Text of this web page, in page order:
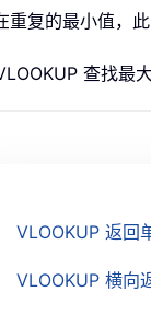
重复的最小值，
查找最
VLOOKUP 返回
VLOOKUP 横向